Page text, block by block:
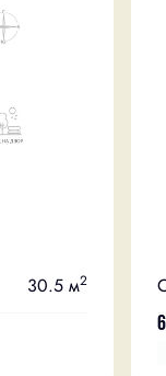
30.5 м2